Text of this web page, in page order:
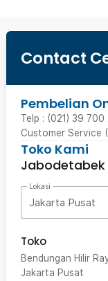
Contact
Pembelian
Telp : (021) 39 700
Customer Service
Toko Kami
Jabodetabek
Lokasi
Jakarta Pusat
Toko
Bendungan Hilir
Jakarta Pusat